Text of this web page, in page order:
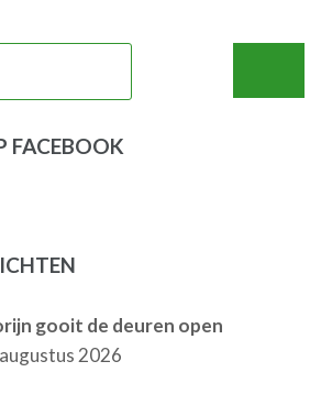
FACEBOOK
gooit de deuren open
2026